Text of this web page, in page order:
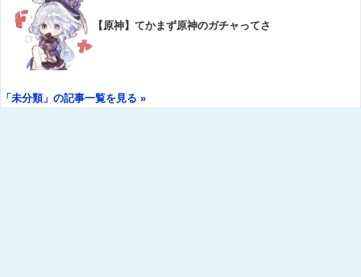
【原神】てかまず原神のガチャってさ
「未分類」の記事一覧を見る »